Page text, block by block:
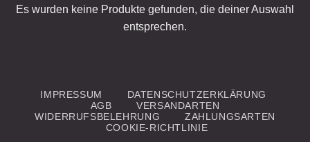
Es wurden keine Produkte gefunden, die deiner Auswahl
entsprechen.
IMPRESSUM
DATENSCHUTZERKLÄRUNG
AGB
VERSANDARTEN
WIDERRUFSBELEHRUNG
ZAHLUNGSARTEN
COOKIE-RICHTLINIE